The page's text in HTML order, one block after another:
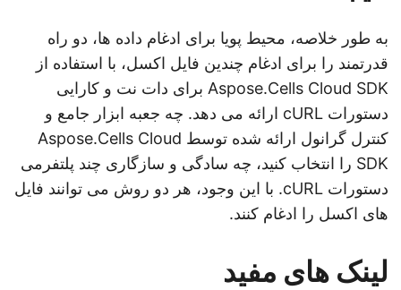
به طور خلاصه، محیط پویا برای ادغام داده ها، دو راه
قدرتمند را برای ادغام چندین فایل اکسل، با استفاده از
Aspose.Cells Cloud SDK برای دات نت و کارایی
دستورات cURL ارائه می دهد. چه جعبه ابزار جامع و
کنترل گرانول ارائه شده توسط Aspose.Cells Cloud
SDK را انتخاب کنید، چه سادگی و سازگاری چند پلتفرمی
دستورات cURL. با این وجود، هر دو روش می توانند فایل
های اکسل را ادغام کنند.
لینک های مفید